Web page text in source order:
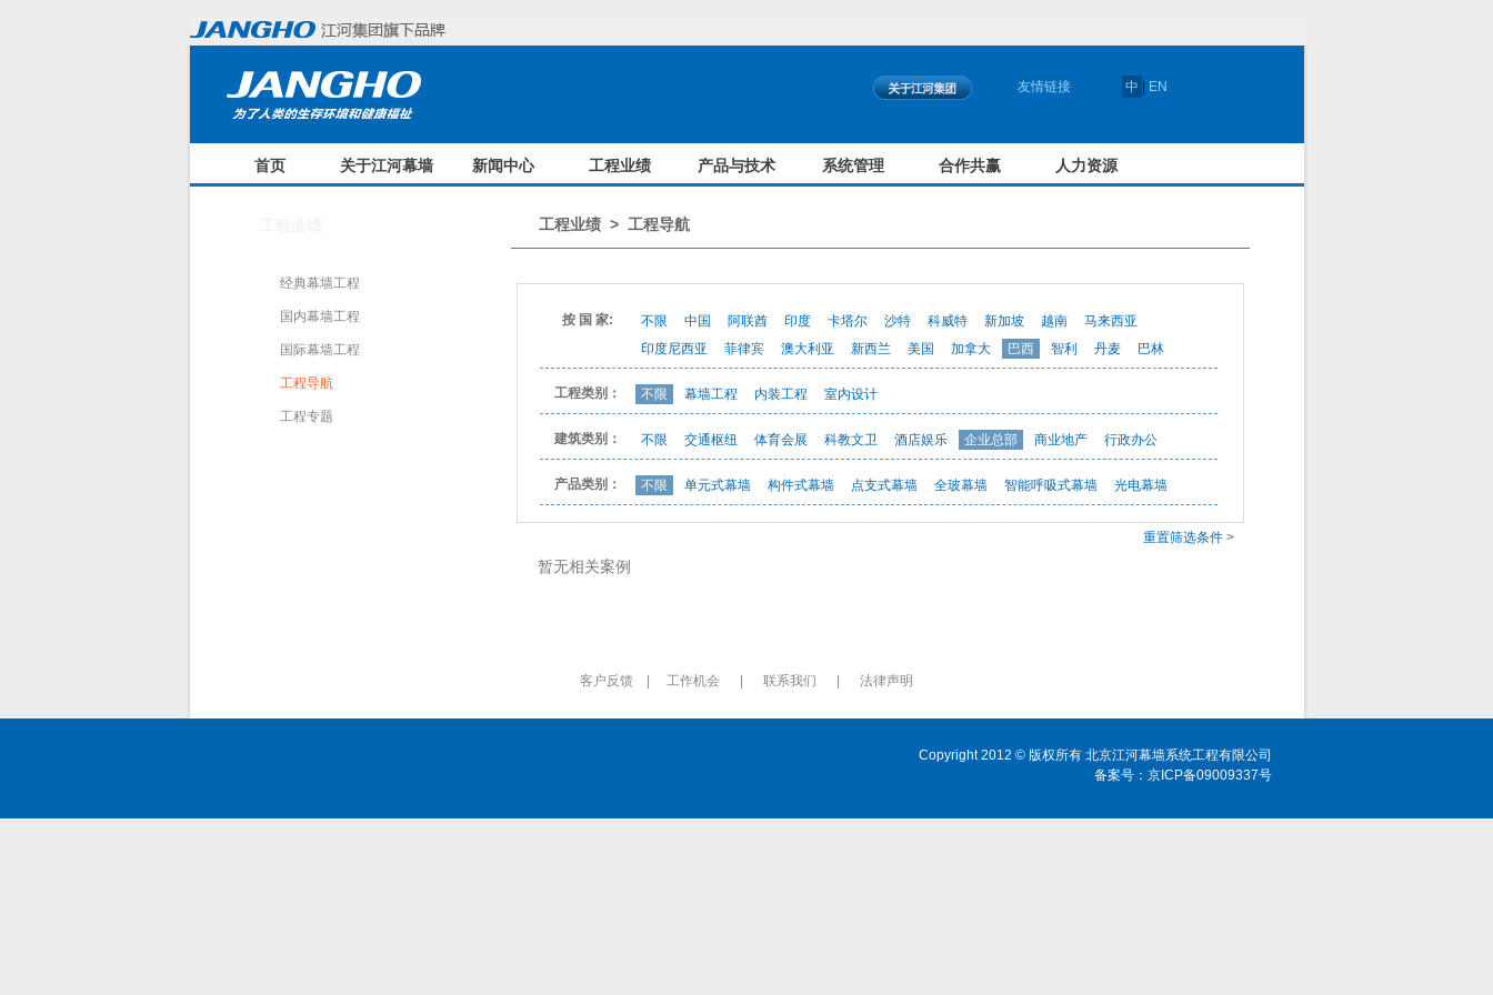
友情链接 中 EN
首页 关于江河幕墙 新闻中心 工程业绩 产品与技术 系统管理 合作共赢 人力资源
经典幕墙工程
国内幕墙工程
国际幕墙工程
工程导航
工程专题
工程业绩> 工程导航
按 国 家: 不限 中国 阿联酋 印度 卡塔尔 沙特 科威特 新加坡 越南
马来西亚
印度尼西亚
菲律宾 澳大利亚 新西兰 美国 加拿大 巴西 智利 丹麦 巴林
工程类别： 不限 幕墙工程 内装工程 室内设计
建筑类别： 不限 交通枢纽 体育会展 科教文卫 酒店娱乐 企业总部 商业地产 行政办公
产品类别： 不限 单元式幕墙 构件式幕墙 点支式幕墙 全玻幕墙 智能呼吸式幕墙 光电幕墙
重置筛选条件>
暂无相关案例
客户反馈 工作机会 联系我们 法律声明
Copyright 2012 © 版权所有 北京江河幕墙系统工程有限公司
备案号：京ICP备09009337号